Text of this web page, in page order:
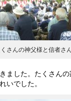
さんの神父様と信者さ
ました。たくさん
いでした。